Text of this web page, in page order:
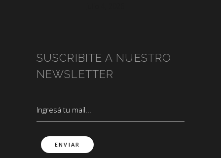
SUSCRIBITE A NUESTRO
NEWSLETTER